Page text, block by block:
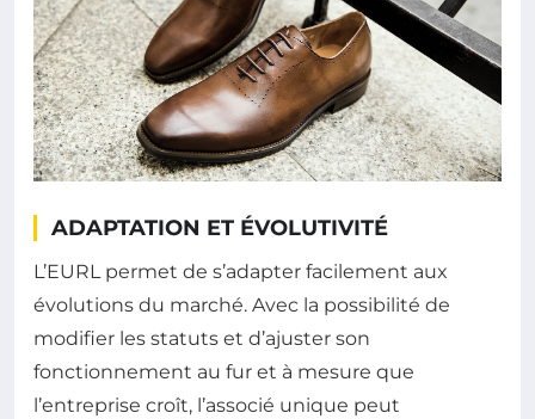
ADAPTATION ET ÉVOLUTIVITÉ
L’EURL permet de s’adapter facilement aux
évolutions du marché. Avec la possibilité de
modifier les statuts et d’ajuster son
fonctionnement au fur et à mesure que
l’entreprise croît, l’associé unique peut